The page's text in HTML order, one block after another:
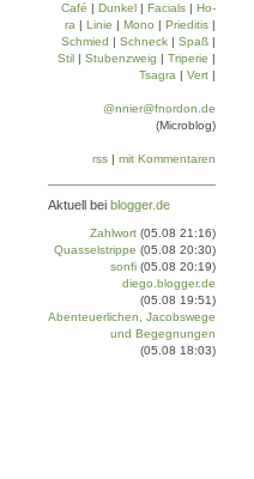
Café | Dun­kel | Facials | Ho­
ra | Linie | Mo­no | Prie­di­tis |
Schmied | Schneck | Spaß |
Stil | Stu­ben­zweig | Tri­pe­rie |
Tsa­gra | Vert |
@nnier@fnordon.de
(Microblog)
rss | mit Kommentaren
Aktuell bei blogger.de
Zahlwort (05.08 21:16)
Quasselstrippe (05.08 20:30)
sonfi (05.08 20:19)
diego.blogger.de
(05.08 19:51)
Abenteuerlichen, Jacobswege
und Begegnungen
(05.08 18:03)